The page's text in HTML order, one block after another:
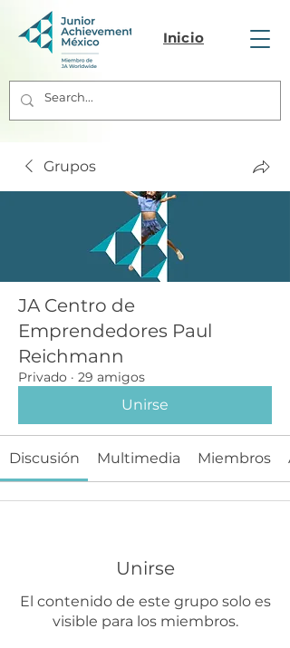
Inicio
Grupos
JA Centro de
Emprendedores Paul
Reichmann
Privado · 29 amigos
Unirse
Discusión Multimedia Miembros
Unirse
El contenido de este grupo solo es
visible para los miembros.